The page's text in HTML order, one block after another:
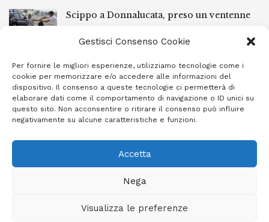
Gestisci Consenso Cookie
Per fornire le migliori esperienze, utilizziamo tecnologie come i
cookie per memorizzare e/o accedere alle informazioni del
dispositivo. Il consenso a queste tecnologie ci permetterà di
elaborare dati come il comportamento di navigazione o ID unici su
questo sito. Non acconsentire o ritirare il consenso può influire
negativamente su alcune caratteristiche e funzioni.
Accetta
Nega
Visualizza le preferenze
Scippo a Donnalucata, preso un ventenne
8 AGOSTO 2026
Ragusa, arrestato perché non rispettava le
prescrizioni di stare lontano dalla casa
familiare
7 AGOSTO 2026
Giornale Ibleo © 2023 - Powered byStudio Greco - Consulenza